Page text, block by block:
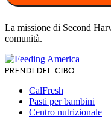
La missione di Second
comunità.
PRENDI DEL CIBO
CalFresh
Pasti per bambini
Centro nutrizionale